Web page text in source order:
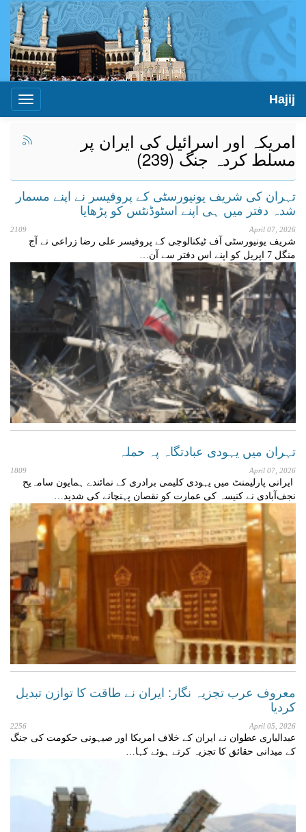
Toggle
Hajij
امریکہ اور اسرائیل کی ایران پر
مسلط کردہ جنگ (239)
تہران کی شریف یونیورسٹی کے پروفیسر نے اپنے مسمار
شدہ دفتر میں ہی اپنے اسٹوڈنٹس کو پڑھایا
April 07, 2026
2109
شریف یونیورسٹی آف ٹیکنالوجی کے پروفیسر علی رضا زراعی نے آج
منگل 7 اپریل کو اپنے اس دفتر سے آن…
تہران میں یہودی عبادتگاہ پہ حملہ
April 07, 2026
1809
ایرانی پارلیمنٹ میں یہودی کلیمی برادری کے نمائندے ہمایون سامہ‌یح
نجف‌آبادی نے کنیسہ کی عمارت کو نقصان پہنچانے کی شدید…
معروف عرب تجزیہ نگار: ایران نے طاقت کا توازن تبدیل
کردیا
April 05, 2026
2256
عبدالباری عطوان نے ایران کے خلاف امریکا اور صیہونی حکومت کی جنگ
کے میدانی حقائق کا تجزیہ کرتے ہوئے کہا…